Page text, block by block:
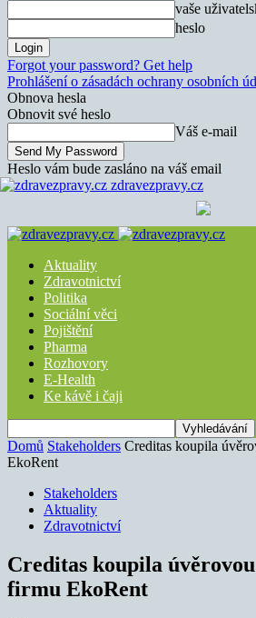
vaše
heslo
Forgot your password? Get help
Prohlášení o zásadách ochrany osobních
Obnova hesla
Obnovit své heslo
Váš e-mail
Heslo vám bude zasláno na váš email
zdravezpravy.cz
Aktuality
Zdravotnictví
Politika
Sociální věci
Pojištění
Pharma
Rozhovory
E-Health
Ke kávě i čaji
Domů Stakeholders Creditas koupila
EkoRent
Stakeholders
Aktuality
Zdravotnictví
Creditas koupila
firmu EkoRent